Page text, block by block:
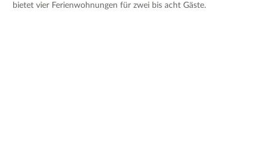
bietet vier Ferienwohnungen für zwei bis acht Gäste.